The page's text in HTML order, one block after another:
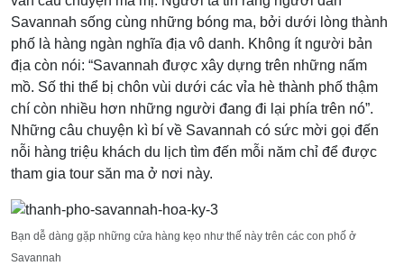
Savannah sống cùng những bóng ma, bởi dưới lòng thành
phố là hàng ngàn nghĩa địa vô danh. Không ít người bản
địa còn nói: “Savannah được xây dựng trên những nấm
mồ. Số thi thể bị chôn vùi dưới các vỉa hè thành phố thậm
chí còn nhiều hơn những người đang đi lại phía trên nó”.
Những câu chuyện kì bí về Savannah có sức mời gọi đến
nỗi hàng triệu khách du lịch tìm đến mỗi năm chỉ để được
tham gia tour săn ma ở nơi này.
Bạn dễ dàng gặp những cửa hàng kẹo như thế này trên các con phố ở
Savannah